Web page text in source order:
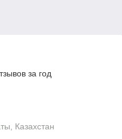
за год
Казахстан